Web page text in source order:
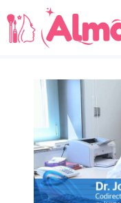
Saltar
al
contenido